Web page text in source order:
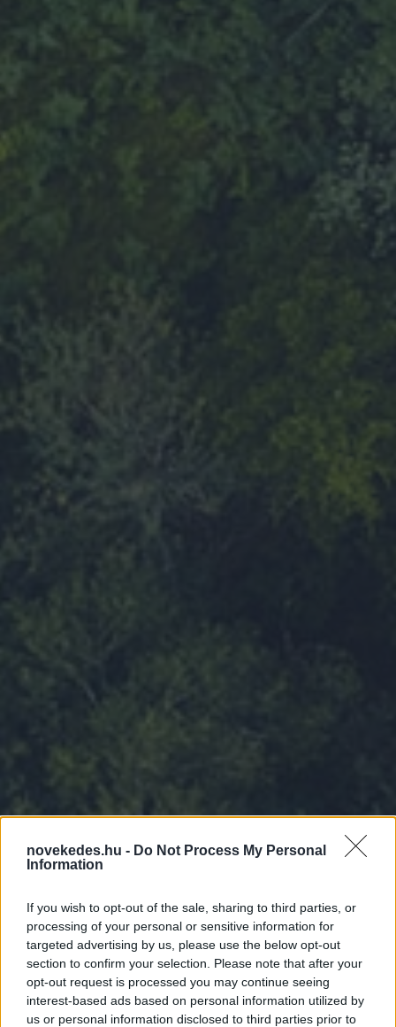
novekedes.hu - Do Not Process My Personal
Information
If you wish to opt-out of the sale, sharing to third parties, or
processing of your personal or sensitive information for
targeted advertising by us, please use the below opt-out
section to confirm your selection. Please note that after your
opt-out request is processed you may continue seeing
interest-based ads based on personal information utilized by
us or personal information disclosed to third parties prior to
Saját „hírügynökség”
segíti az áramkereskedők
munkáját